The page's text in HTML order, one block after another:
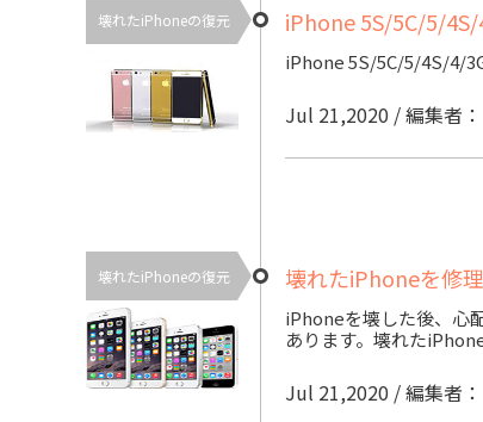
壊れたiPhoneの復元 iPhone 5S/5C/5/
iPhone 5S/5C/5/4S/4/
Jul 21,2020 / 編集者
壊れたiPhoneの復元 壊れたiPhoneを修
iPhoneを壊した後、心
あります。壊れた
Jul 21,2020 / 編集者